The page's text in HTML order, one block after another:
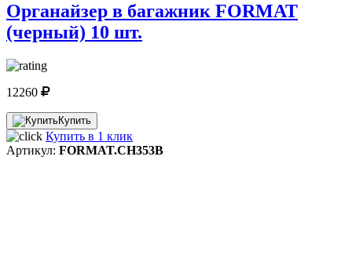
Органайзер в багажник FORMAT
(черный) 10 шт.
12260
Купить
Купить в 1 клик
Артикул: FORMAT.CH353B